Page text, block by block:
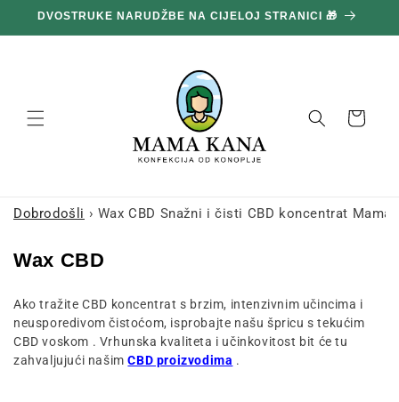
na
sadržaj
DVOSTRUKE NARUDŽBE NA CIJELOJ STRANICI 🎁
Košara
Dobrodošli › Wax CBD Snažni i čisti CBD koncentrat Mama
K
l
e
k
Wax CBD
Ako tražite CBD koncentrat s brzim, intenzivnim učincima i
neusporedivom čistoćom, isprobajte našu špricus tekućim
CBD voskom . Vrhunska kvaliteta i učinkovitost bit će tu
zahvaljujući našim CBD proizvodima .